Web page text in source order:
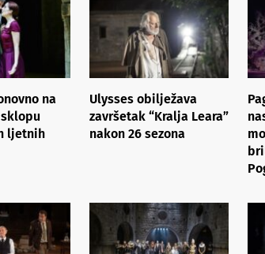
na
ljetnih
Ulysses obilježava
završetak “Kralja Leara”
nakon 26 sezona